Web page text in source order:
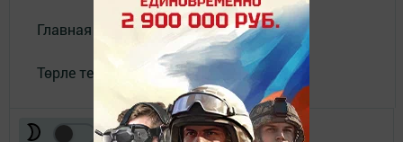
Главная
Төрле темалар